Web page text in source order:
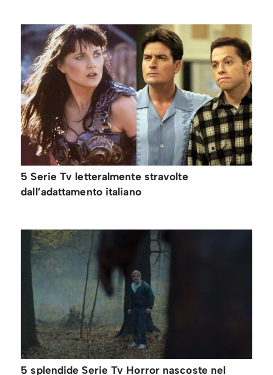
5 Serie Tv letteralmente stravolte
dall’adattamento italiano
5 splendide Serie Tv Horror nascoste nel